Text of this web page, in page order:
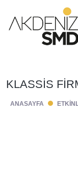
KLASSİS
ANASAYFA